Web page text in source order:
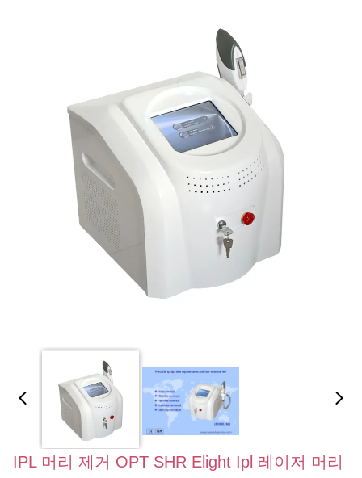
IPL 머리 제거 OPT SHR Elight Ipl 레이저 머리